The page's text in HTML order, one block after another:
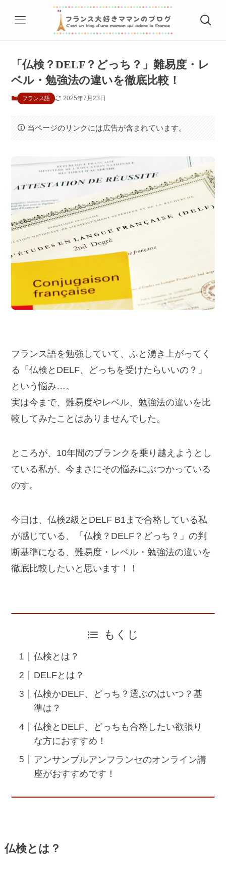
「仏検？DELF？どっち？」難易度・レ
ベル・勉強法の違いを徹底比較！
フランス語 2025年7月23日
当ページのリンクには広告が含まれています。
フランス語を勉強していて、ふと湧き上がってく
る「仏検とDELF、どっちを受けたらいいの？」
という悩み…。
実は今まで、難易度やレベル、勉強法の違いを比
較してみたことはありませんでした。
ところが、10年間のブランクを乗り越えようとし
ている私が、今まさにその悩みにぶつかっている
のす。
今日は、仏検2級とDELF B1まで合格している私
が感じている、「仏検？DELF？どっち？」の判
断基準になる、難易度・レベル・勉強法の違いを
徹底比較したいと思います！！
もくじ
仏検とは？
DELFとは？
仏検かDELF、どっち？選ぶのはいつ？基
準は？
仏検とDELF、どっちも合格したい欲張り
な方におすすめ！
アンサンブルアンフランセのオンライン講
座がおすすめです！
仏検とは？